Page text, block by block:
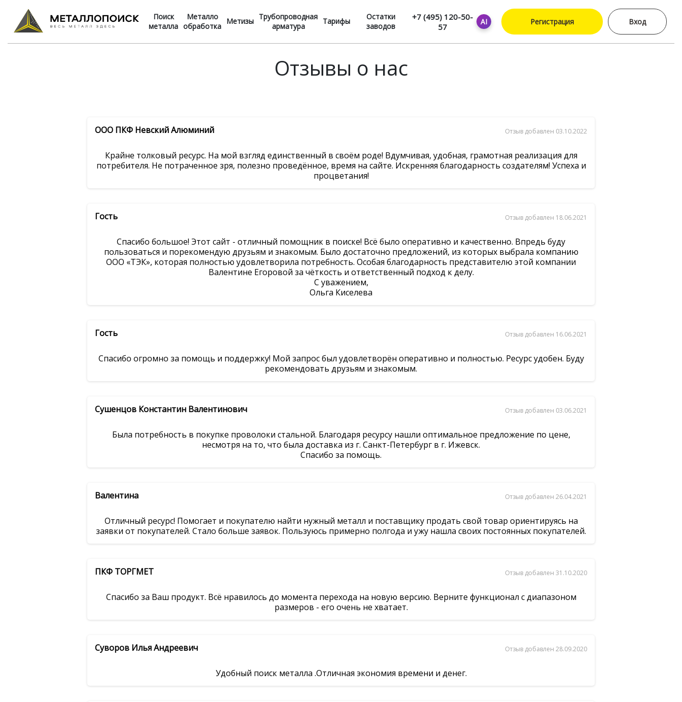
Поиск
металла
Металло
обработка Метизы Трубопроводная
арматура
Тарифы
Остатки
заводов
+7 (495) 120-50-
57
AI Регистрация Вход
Отзывы о нас
ООО ПКФ Невский Алюминий Отзыв добавлен 03.10.2022
Крайне толковый ресурс. На мой взгляд единственный в своём роде! Вдумчивая, удобная, грамотная реализация для
потребителя. Не потраченное зря, полезно проведённое, время на сайте. Искренняя благодарность создателям! Успеха и
процветания!
Гость Отзыв добавлен 18.06.2021
Спасибо большое! Этот сайт - отличный помощник в поиске! Всё было оперативно и качественно. Впредь буду
пользоваться и порекомендую друзьям и знакомым. Было достаточно предложений, из которых выбрала компанию
ООО «ТЭК», которая полностью удовлетворила потребность. Особая благодарность представителю этой компании
Валентине Егоровой за чёткость и ответственный подход к делу.
С уважением,
Ольга Киселева
Гость Отзыв добавлен 16.06.2021
Спасибо огромно за помощь и поддержку! Мой запрос был удовлетворён оперативно и полностью. Ресурс удобен. Буду
рекомендовать друзьям и знакомым.
Сушенцов Константин Валентинович Отзыв добавлен 03.06.2021
Была потребность в покупке проволоки стальной. Благодаря ресурсу нашли оптимальное предложение по цене,
несмотря на то, что была доставка из г. Санкт-Петербург в г. Ижевск.
Спасибо за помощь.
Валентина Отзыв добавлен 26.04.2021
Отличный ресурс! Помогает и покупателю найти нужный металл и поставщику продать свой товар ориентируясь на
заявки от покупателей. Стало больше заявок. Пользуюсь примерно полгода и ужу нашла своих постоянных покупателей.
ПКФ ТОРГМЕТ Отзыв добавлен 31.10.2020
Спасибо за Ваш продукт. Всё нравилось до момента перехода на новую версию. Верните функционал с диапазоном
размеров - его очень не хватает.
Суворов Илья Андреевич Отзыв добавлен 28.09.2020
Удобный поиск металла .Отличная экономия времени и денег.